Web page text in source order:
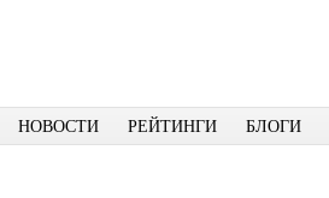
НОВОСТИ РЕЙТИНГИ БЛОГИ